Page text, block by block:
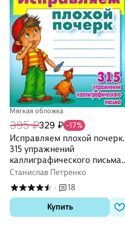
Мягкая обложка
395 ₽329 ₽ -17%
Исправляем плохой почерк.
315 упражнений
каллиграфического письма.
Универсальный тренажёр.
ФГОС
Станислав Петренко
·
18
Купить